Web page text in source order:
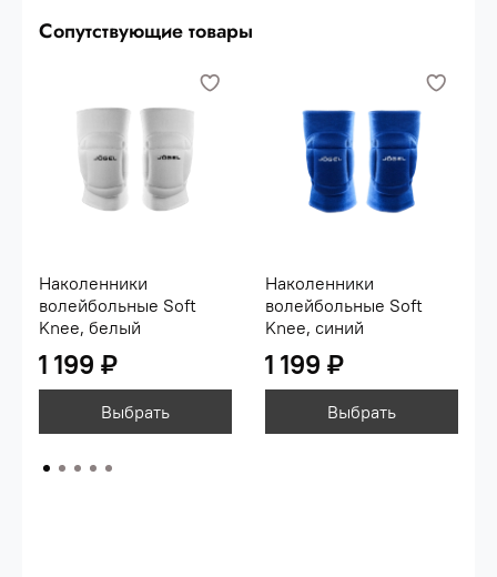
Сопутствующие товары
Наколенники
волейбольные Soft
Knee, белый
1 199 ₽
Выбрать
Наколенники
волейбольные Soft
Knee, синий
1 199 ₽
Выбрать